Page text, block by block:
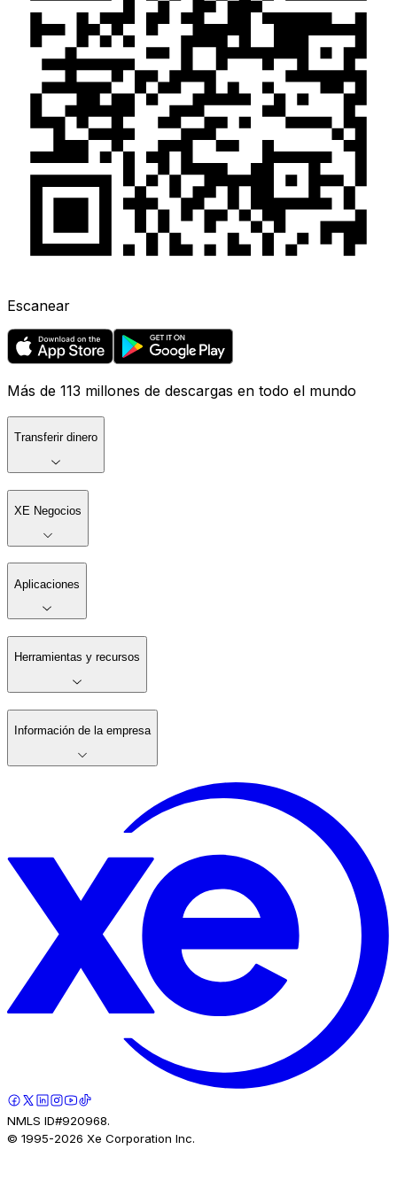
Escanear
Más de 113 millones de descargas en todo el mundo
Transferir dinero
XE Negocios
Aplicaciones
Herramientas y recursos
Información de la empresa
NMLS ID#920968.
© 1995-2026 Xe Corporation Inc.